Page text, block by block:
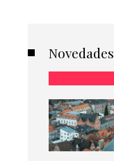
Novedades